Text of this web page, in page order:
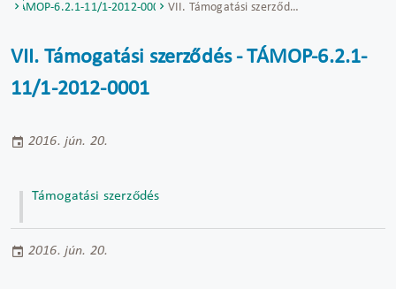
TÁMOP-6.2.1-11/1-2012-0001
VII. Támogatási szerződés - TÁMOP-6.2.1-11/1-2012-0001
VII. Támogatási szerződés - TÁMOP-6.2.1-
11/1-2012-0001
2016. jún. 20.
Támogatási szerződés
2016. jún. 20.